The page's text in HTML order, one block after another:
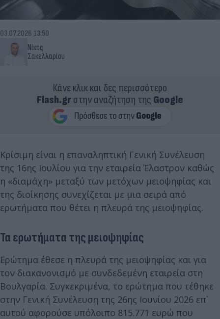
Νίκος
Σακελλαρίου
03.07.2026 13:50
Κάνε κλικ και δες περισσότερο
Flash.grστην αναζήτηση της Google
Κρίσιμη είναι η επαναληπτική Γενική Συνέλευση
της 16ης Ιουλίου για την εταιρεία Έλαστρον καθώς
η «διαμάχη» μεταξύ των μετόχων μειοψηφίας και
της διοίκησης συνεχίζεται με μια σειρά από
ερωτήματα που θέτει η πλευρά της μειοψηφίας.
Τα ερωτήματα της μειοψηφίας
Ερώτημα έθεσε η πλευρά της μειοψηφίας και για
τον διακανονισμό με συνδεδεμένη εταιρεία στη
Βουλγαρία. Συγκεκριμένα, το ερώτημα που τέθηκε
στην Γενική Συνέλευση της 26ης Ιουνίου 2026 επ`
αυτού αφορούσε υπόλοιπο 815.771 ευρώ που